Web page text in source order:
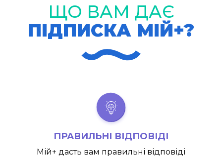
ЩО ВАМ ДАЄ
ПІДПИСКА МІЙ+?
ПРАВИЛЬНІ ВІДПОВІДІ
Мій+ дасть вам правильні відповіді